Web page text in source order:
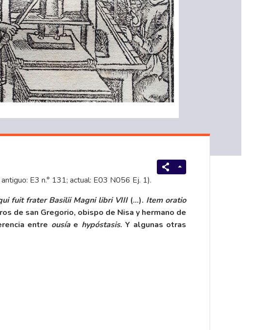
E3 n.° 131; actual: E03 N056 Ej. 1).
fuit frater Basilii Magni libri VIII (…). Item oratio
de san Gregorio, obispo de Nisa y hermano de
entre ousíae hypóstasis. Y algunas otras